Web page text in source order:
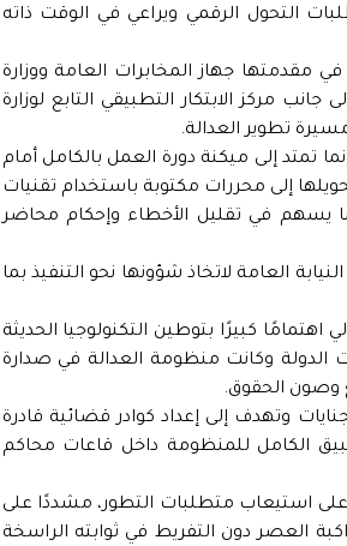
التحول الرقمي ويراعي في الوقت ذاته
مقدمتها جهاز المخابرات العامة ووزارة
مركز الابتكار التطبيقي التابع لوزارة
تطوير العدالة.
تمتد إلى ميكنة دورة العمل بالكامل أمام
إلى محررات مكتوبة باستخدام تقنيات
يسهم في تقليل الأخطاء وإحكام محاضر
العامة لاتخاذ شؤونها نحو التنفيذ بما
كبيرًا بتوطين التكنولوجيا الحديثة
وكانت منظومة العدالة في صدارة
وصون الحقوق.
قاضيًا من قضاة محاكم الجنايات وتهدف إلى إعداد كوادر قضائية قادرة
الكامل للمنظومة داخل قاعات محاكم
استيعاب متطلبات التطور، مشددًا على
العصر دون التفريط في ثوابته الراسخة